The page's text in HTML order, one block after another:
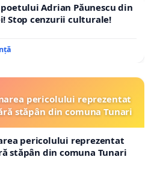
Adrian Păunescu din
Stop cenzurii culturale!
pericolului reprezentat
stăpân din comuna Tunari
pericolului reprezentat
stăpân din comuna Tunari